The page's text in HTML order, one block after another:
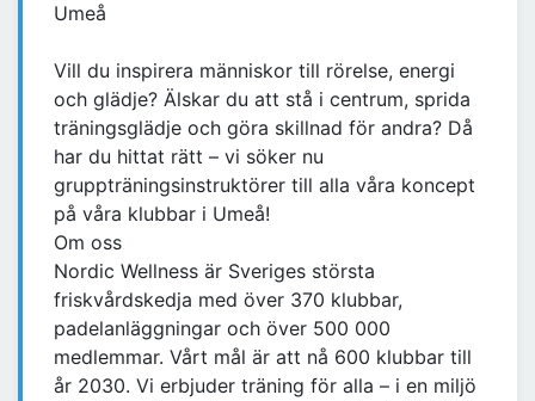
Umeå
Vill du inspirera människor till rörelse, energi
och glädje? Älskar du att stå i centrum, sprida
träningsglädje och göra skillnad för andra? Då
har du hittat rätt – vi söker nu
gruppträningsinstruktörer till alla våra koncept
på våra klubbar i Umeå!
Om oss
Nordic Wellness är Sveriges största
friskvårdskedja med över 370 klubbar,
padelanläggningar och över 500 000
medlemmar. Vårt mål är att nå 600 klubbar till
år 2030. Vi erbjuder träning för alla – i en miljö